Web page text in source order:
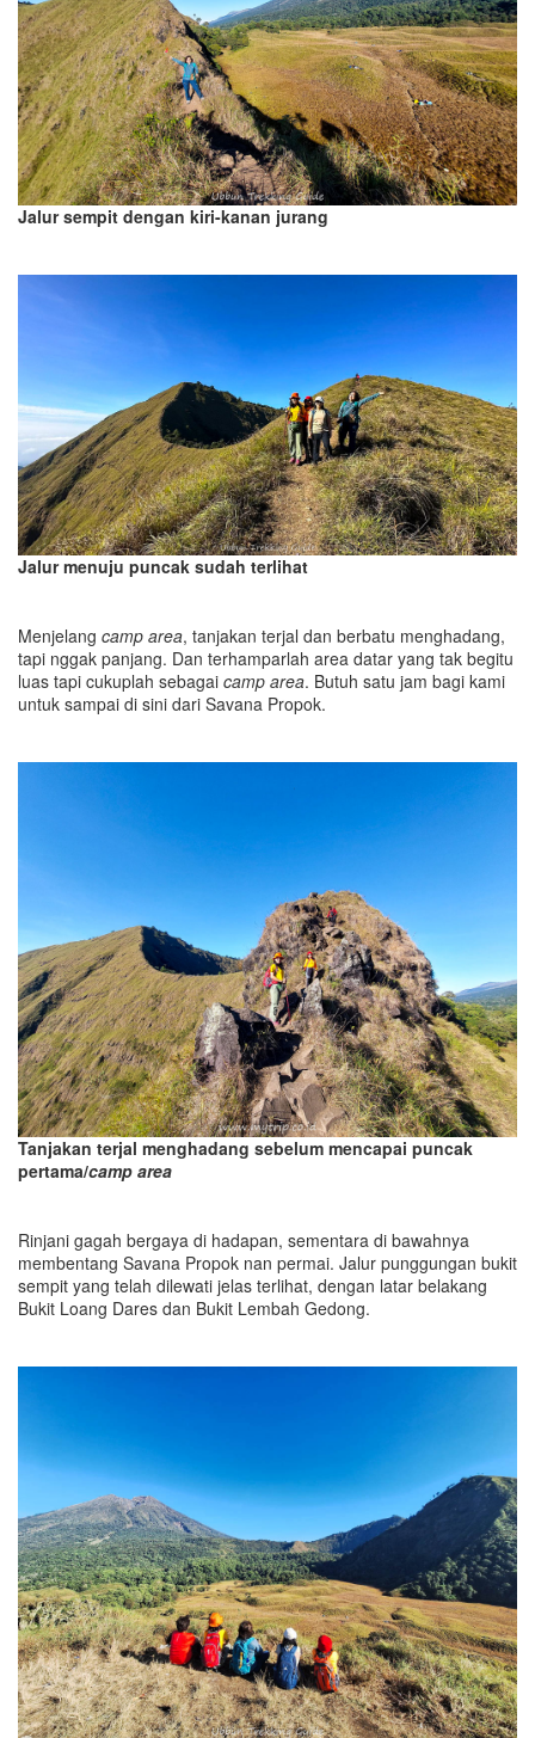
Jalur sempit dengan kiri-kanan jurang
Jalur menuju puncak sudah terlihat
Menjelang camp area, tanjakan terjal dan berbatu menghadang,
tapi nggak panjang. Dan terhamparlah area datar yang tak begitu
luas tapi cukuplah sebagai camp area. Butuh satu jam bagi kami
untuk sampai di sini dari Savana Propok.
Tanjakan terjal menghadang sebelum mencapai puncak
pertama/camp area
Rinjani gagah bergaya di hadapan, sementara di bawahnya
membentang Savana Propok nan permai. Jalur punggungan bukit
sempit yang telah dilewati jelas terlihat, dengan latar belakang
Bukit Loang Dares dan Bukit Lembah Gedong.